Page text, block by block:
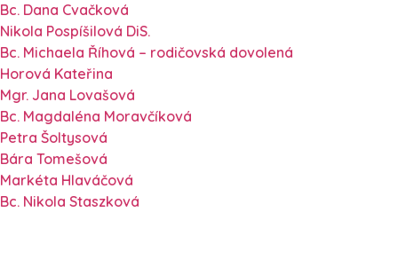
Bc. Dana Cvačková
Nikola Pospíšilová DiS.
Bc. Michaela Říhová – rodičovská dovolená
Horová Kateřina
Mgr. Jana Lovašová
Bc. Magdaléna Moravčíková
Petra Šoltysová
Bára Tomešová
Markéta Hlaváčová
Bc. Nikola Staszková